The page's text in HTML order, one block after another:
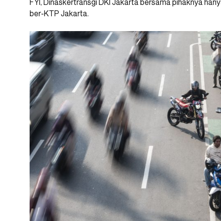
FYI, Dinaskertransgi DKI Jakarta bersama pihaknya
ber-KTP Jakarta.